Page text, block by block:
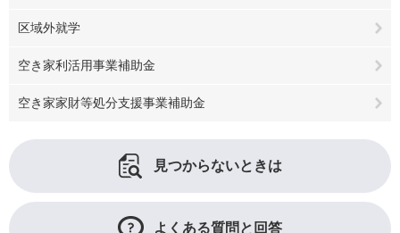
区域外就学
空き家利活用事業補助金
空き家家財等処分支援事業補助金
見つからないときは
よくある質問と回答